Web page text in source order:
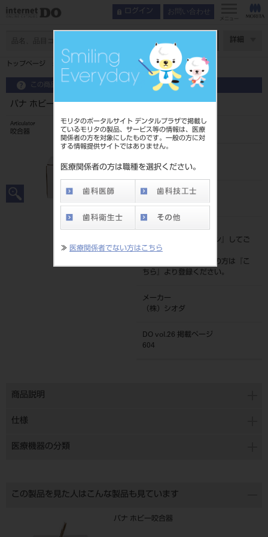
モリタのポータルサイト デンタルプラザで掲載し
ているモリタの製品、サービス等の情報は、医療
関係者の方を対象にしたものです。一般の方に対
する情報提供サイトではありません。
医療関係者の方は職種を選択ください。
≫ 医療関係者でない方はこちら
ログイン お問い合わせ
メニュー
詳細
トップページ パナ ホビーL
この商品に関するお問い合わせ
パナ ホビーL
Articulator
咬合器
201200140
JAN/EANコード
標準価格
ログイン
』してご
覧ください。
ネット会員登録がまだの方は『
こ
ちら
』より登録ください。
メーカー
（株）シオダ
DO vol.26 掲載ページ
604
商品説明
仕様
医療機器の分類
この製品を見た人はこんな製品も見ています
パナ ホビー咬合器